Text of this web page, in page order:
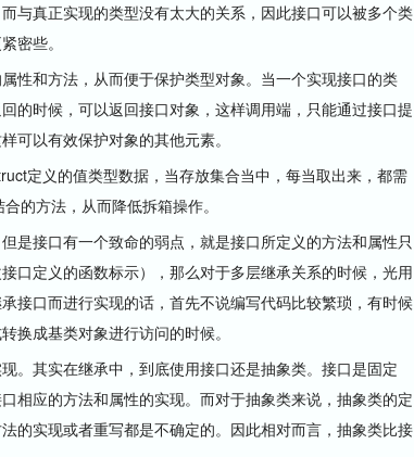
真正实现的类型没有太大的关系，因此接口可以被多个类
密些。
和方法，从而便于保护类型对象。当一个实现接口的类
的时候，可以返回接口对象，这样调用端，只能通过接口提
可以有效保护对象的其他元素。
定义的值类型数据，当存放集合当中，每当取出来，都需
的方法，从而降低拆箱操作。
接口有一个致命的弱点，就是接口所定义的方法和属性只
口定义的函数标示），那么对于多层继承关系的时候，光用
接口而进行实现的话，首先不说编写代码比较繁琐，有时候
换成基类对象进行访问的时候。
其实在继承中，到底使用接口还是抽象类。接口是固定
相应的方法和属性的实现。而对于抽象类来说，抽象类的定
的实现或者重写都是不确定的。因此相对而言，抽象类比接